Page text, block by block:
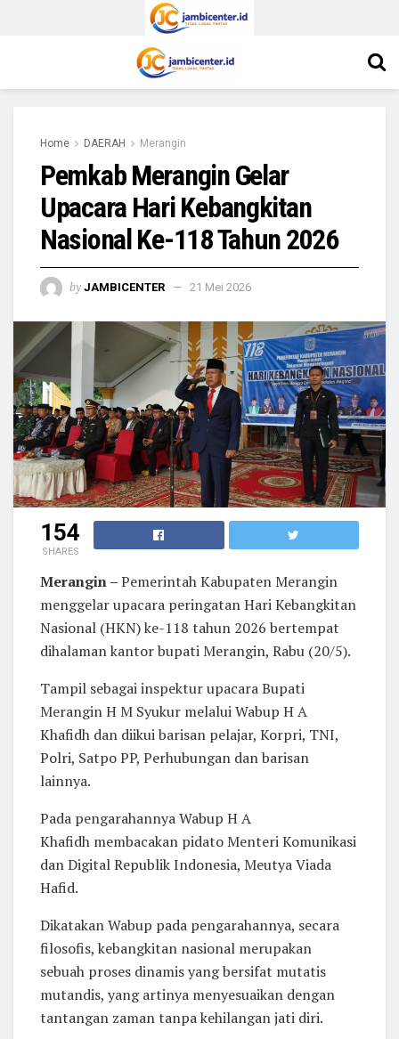
Home DAERAH Merangin
Pemkab Merangin Gelar
Upacara Hari Kebangkitan
Nasional Ke-118 Tahun 2026
by JAMBICENTER 21 Mei 2026
154
SHARES
Merangin –Pemerintah Kabupaten Merangin
menggelar upacara peringatan Hari Kebangkitan
Nasional (HKN) ke-118 tahun 2026 bertempat
dihalaman kantor bupati Merangin, Rabu (20/5).
Tampil sebagai inspektur upacara Bupati
Merangin H M Syukur melalui Wabup H A
Khafidh dan diikui barisan pelajar, Korpri, TNI,
Polri, Satpo PP, Perhubungan dan barisan
lainnya.
Pada pengarahannya Wabup H A
Khafidh membacakan pidato Menteri Komunikasi
dan Digital Republik Indonesia, Meutya Viada
Hafid.
Dikatakan Wabup pada pengarahannya, secara
filosofis, kebangkitan nasional merupakan
sebuah proses dinamis yang bersifat mutatis
mutandis, yang artinya menyesuaikan dengan
tantangan zaman tanpa kehilangan jati diri.